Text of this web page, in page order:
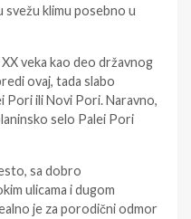
klimu posebno u
veka kao deo državnog
ovaj, tada slabo
Pori ili Novi Pori. Naravno,
selo Palei Pori
sa dobro
ulicama i dugom
je za porodični odmor